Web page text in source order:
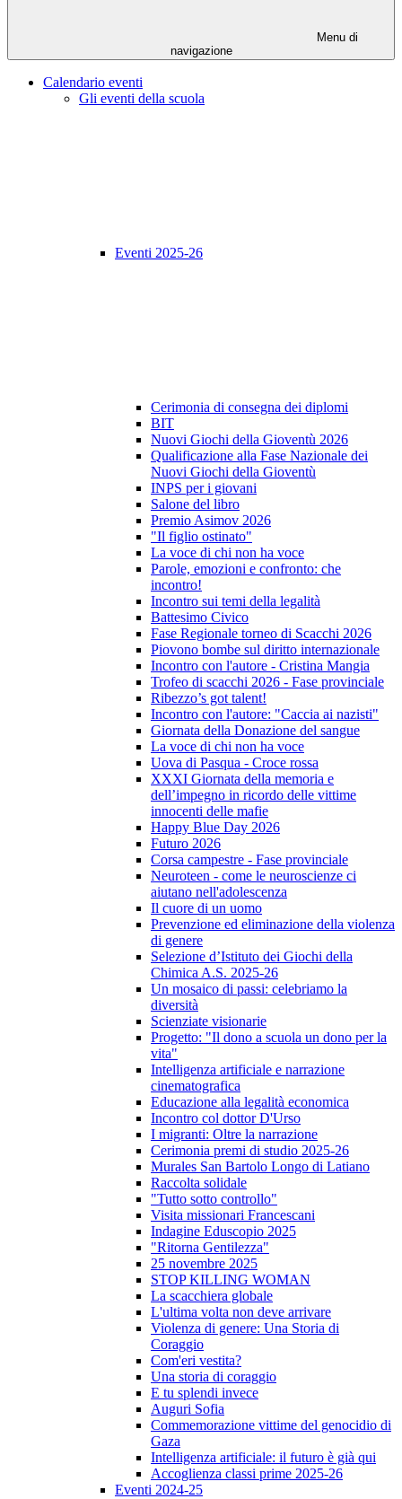
Menu di
navigazione
Calendario eventi
Gli eventi della scuola
Eventi 2025-26
Cerimonia di consegna dei diplomi
BIT
Nuovi Giochi della Gioventù 2026
Qualificazione alla Fase Nazionale dei
Nuovi Giochi della Gioventù
INPS per i giovani
Salone del libro
Premio Asimov 2026
"Il figlio ostinato"
La voce di chi non ha voce
Parole, emozioni e confronto: che
incontro!
Incontro sui temi della legalità
Battesimo Civico
Fase Regionale torneo di Scacchi 2026
Piovono bombe sul diritto internazionale
Incontro con l'autore - Cristina Mangia
Trofeo di scacchi 2026 - Fase provinciale
Ribezzo’s got talent!
Incontro con l'autore: "Caccia ai nazisti"
Giornata della Donazione del sangue
La voce di chi non ha voce
Uova di Pasqua - Croce rossa
XXXI Giornata della memoria e
dell’impegno in ricordo delle vittime
innocenti delle mafie
Happy Blue Day 2026
Futuro 2026
Corsa campestre - Fase provinciale
Neuroteen - come le neuroscienze ci
aiutano nell'adolescenza
Il cuore di un uomo
Prevenzione ed eliminazione della violenza
di genere
Selezione d’Istituto dei Giochi della
Chimica A.S. 2025-26
Un mosaico di passi: celebriamo la
diversità
Scienziate visionarie
Progetto: "Il dono a scuola un dono per la
vita"
Intelligenza artificiale e narrazione
cinematografica
Educazione alla legalità economica
Incontro col dottor D'Urso
I migranti: Oltre la narrazione
Cerimonia premi di studio 2025-26
Murales San Bartolo Longo di Latiano
Raccolta solidale
"Tutto sotto controllo"
Visita missionari Francescani
Indagine Eduscopio 2025
"Ritorna Gentilezza"
25 novembre 2025
STOP KILLING WOMAN
La scacchiera globale
L'ultima volta non deve arrivare
Violenza di genere: Una Storia di
Coraggio
Com'eri vestita?
Una storia di coraggio
E tu splendi invece
Auguri Sofia
Commemorazione vittime del genocidio di
Gaza
Intelligenza artificiale: il futuro è già qui
Accoglienza classi prime 2025-26
Eventi 2024-25